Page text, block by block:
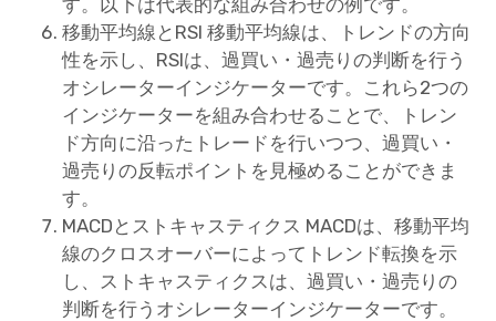
移動平均線とRSI 移動平均線は、トレンドの方向
性を示し、RSIは、過買い・過売りの判断を行う
オシレーターインジケーターです。これら2つの
インジケーターを組み合わせることで、トレン
ド方向に沿ったトレードを行いつつ、過買い・
過売りの反転ポイントを見極めることができま
す。
MACDとストキャスティクス MACDは、移動平均
線のクロスオーバーによってトレンド転換を示
し、ストキャスティクスは、過買い・過売りの
判断を行うオシレーターインジケーターです。